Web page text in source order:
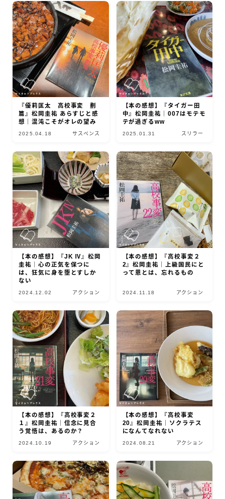
『優莉匡太 高校事変 劃
篇』松岡圭祐 あらすじと感
想｜混沌こそがオレの望み
2025.04.18 サスペンス
【本の感想】『タイガー田
中』松岡圭祐｜007はモテモ
テが過ぎるww
2025.01.31 スリラー
【本の感想】『JK Ⅳ』松岡
圭祐｜心の正気を保つに
は、狂気に身を堕とすしか
ない
2024.12.02 アクション
【本の感想】『高校事変２
2』松岡圭祐｜上級国民にと
って恩とは、忘れるもの
2024.11.18 アクション
【本の感想】『高校事変２
１』松岡圭祐｜信念に見合
う覚悟は、あるのか？
2024.10.19 アクション
【本の感想】『高校事変
20』松岡圭祐｜ソクラテス
になんてなれない
2024.08.21 アクション